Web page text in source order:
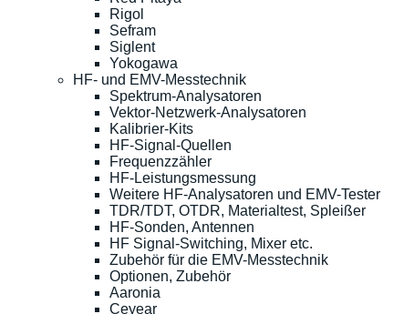
Rigol
Sefram
Siglent
Yokogawa
HF- und EMV-Messtechnik
Spektrum-Analysatoren
Vektor-Netzwerk-Analysatoren
Kalibrier-Kits
HF-Signal-Quellen
Frequenzzähler
HF-Leistungsmessung
Weitere HF-Analysatoren und EMV-Tester
TDR/TDT, OTDR, Materialtest, Spleißer
HF-Sonden, Antennen
HF Signal-Switching, Mixer etc.
Zubehör für die EMV-Messtechnik
Optionen, Zubehör
Aaronia
Ceyear